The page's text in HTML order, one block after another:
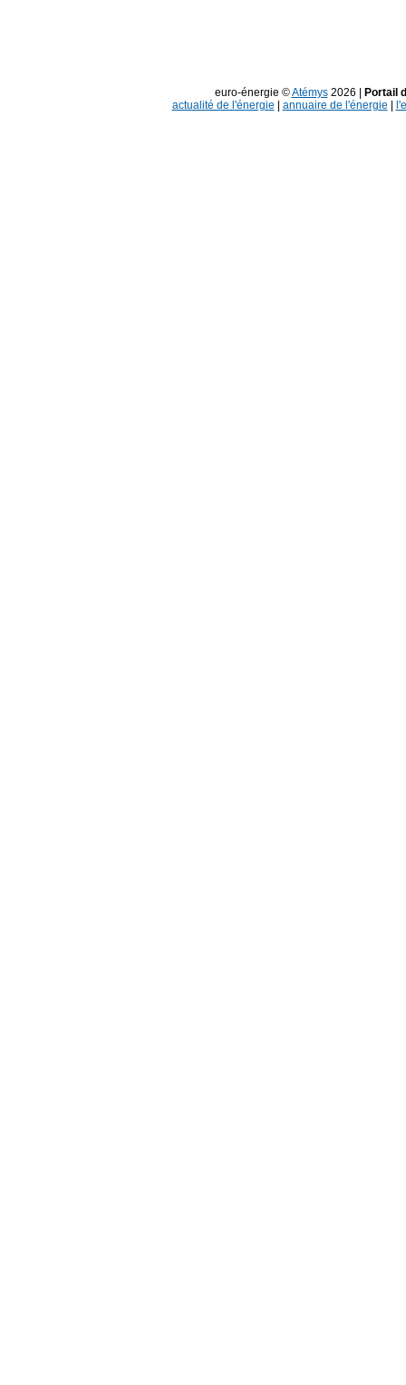
euro-énergie ©Atémys2026 |
Portail
actualité de l'énergie
annuaire de l'énergie